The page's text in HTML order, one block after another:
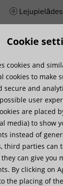
Lejupielādes
Walraven Hole
Hole
Cookie
cookies and
cookies to make
secure and
user
are placed
media) to show
instead of
third parties can
can give you
By clicking on
the placing of